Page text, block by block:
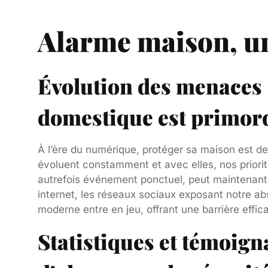
Alarme maison,
Évolution des
domestique est
À l’ère du numérique, protéger sa maison est
évoluent constamment et avec elles, nos
autrefois événement ponctuel, peut
internet, les réseaux sociaux exposant notre
moderne entre en jeu, offrant une barrière
Statistiques et